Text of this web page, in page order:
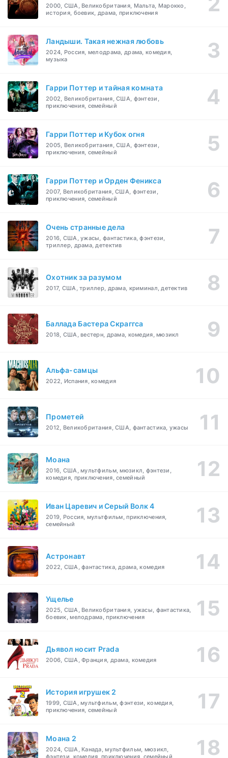
2000, США, Великобритания, Мальта, Марокко,
история, боевик, драма, приключения
Ландыши. Такая нежная любовь
2024, Россия, мелодрама, драма, комедия,
музыка
Гарри Поттер и тайная комната
2002, Великобритания, США, фэнтези,
приключения, семейный
Гарри Поттер и Кубок огня
2005, Великобритания, США, фэнтези,
приключения, семейный
Гарри Поттер и Орден Феникса
2007, Великобритания, США, фэнтези,
приключения, семейный
Очень странные дела
2016, США, ужасы, фантастика, фэнтези,
триллер, драма, детектив
Охотник за разумом
2017, США, триллер, драма, криминал, детектив
Баллада Бастера Скраггса
2018, США, вестерн, драма, комедия, мюзикл
Альфа-самцы
2022, Испания, комедия
Прометей
2012, Великобритания, США, фантастика, ужасы
Моана
2016, США, мультфильм, мюзикл, фэнтези,
комедия, приключения, семейный
Иван Царевич и Серый Волк 4
2019, Россия, мультфильм, приключения,
семейный
Астронавт
2022, США, фантастика, драма, комедия
Ущелье
2025, США, Великобритания, ужасы, фантастика,
боевик, мелодрама, приключения
Дьявол носит Prada
2006, США, Франция, драма, комедия
История игрушек 2
1999, США, мультфильм, фэнтези, комедия,
приключения, семейный
Моана 2
2024, США, Канада, мультфильм, мюзикл,